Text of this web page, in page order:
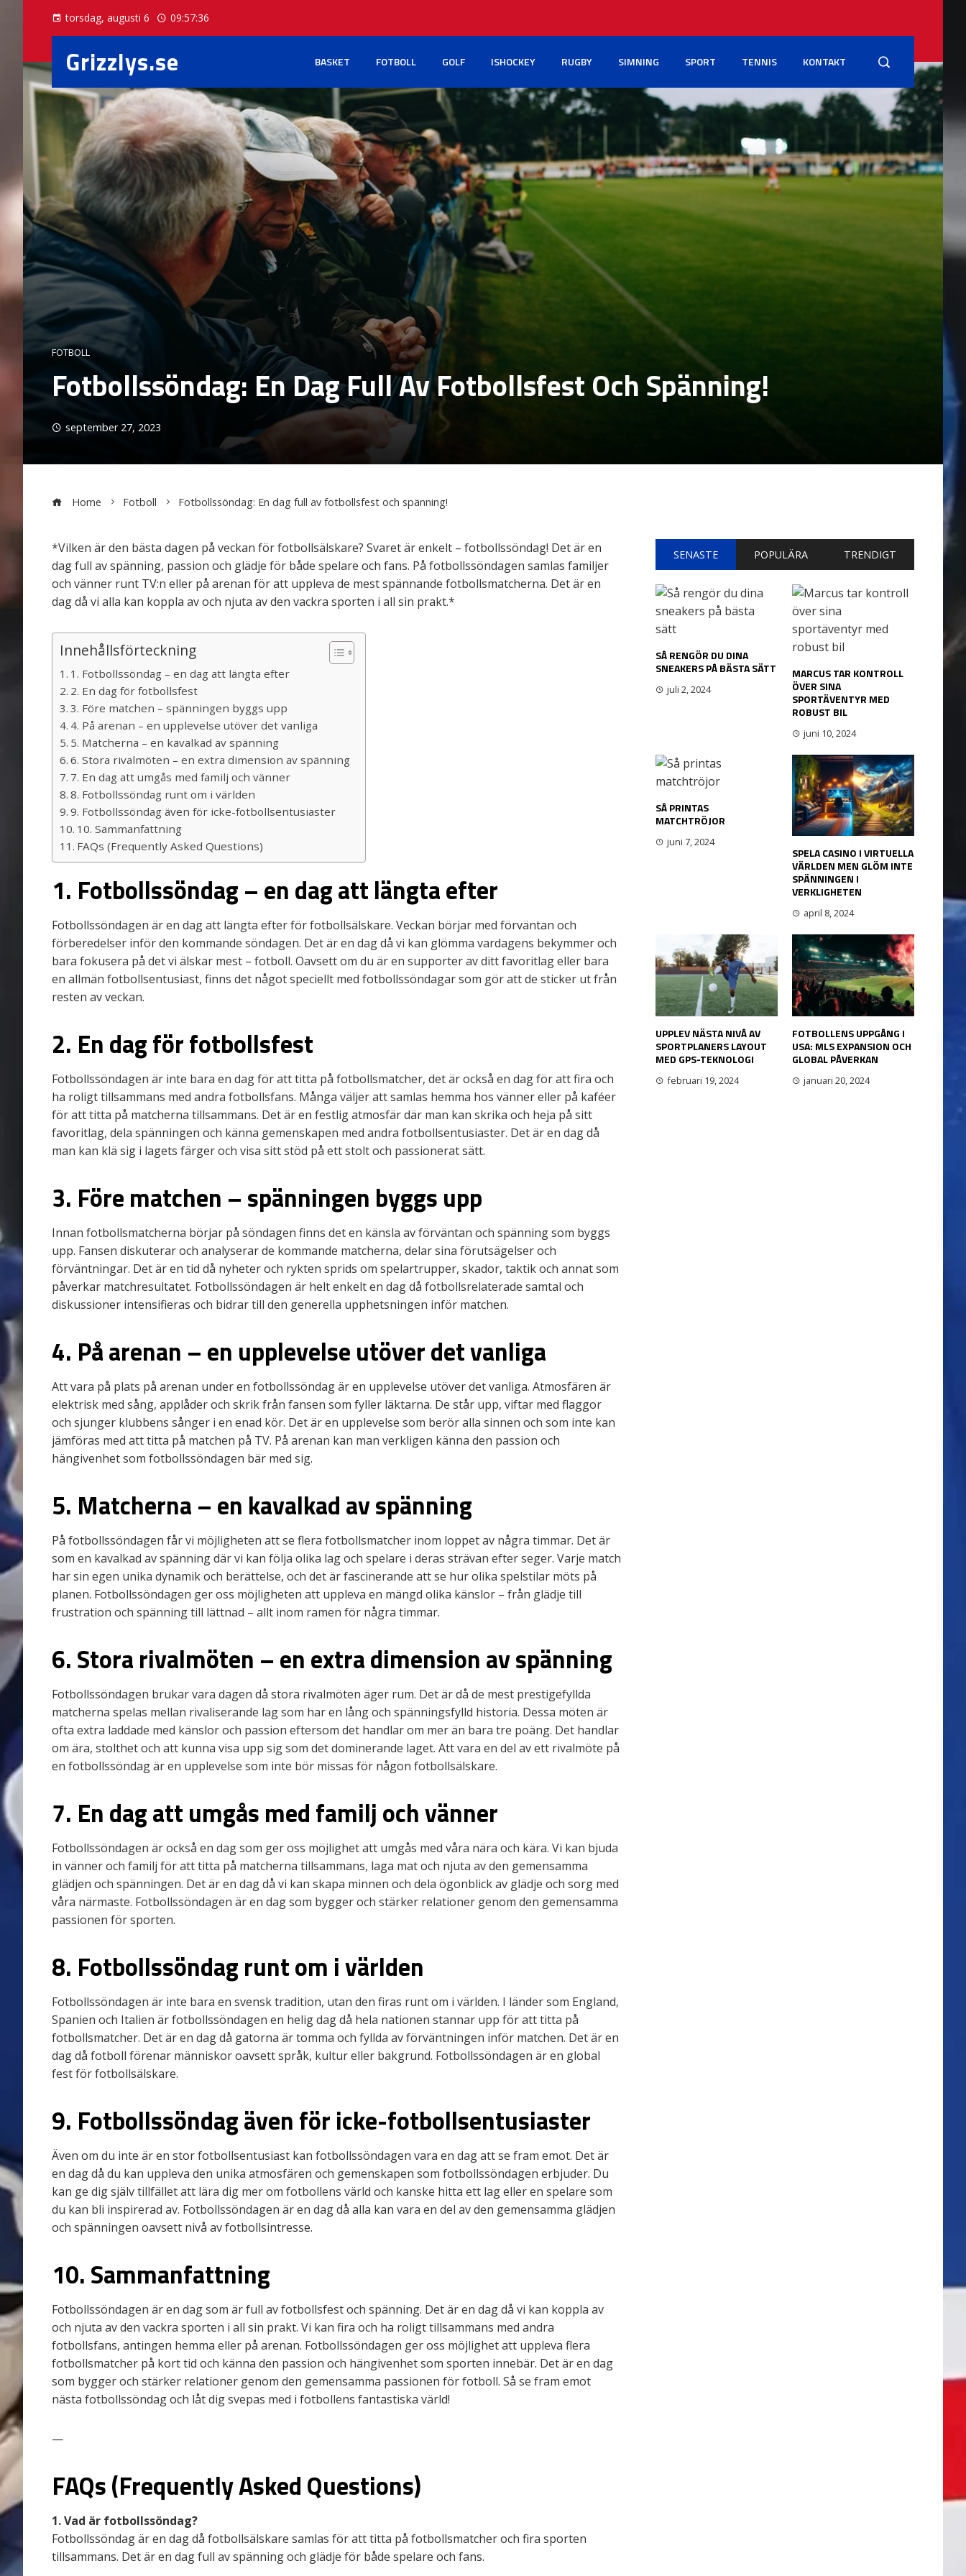
torsdag, augusti 6 09:57:37
Grizzlys.se BASKET FOTBOLL GOLF ISHOCKEY RUGBY SIMNING SPORT TENNIS KONTAKT
FOTBOLL
Fotbollssöndag: En Dag Full Av Fotbollsfest Och Spänning!
september 27, 2023
Home Fotboll Fotbollssöndag: En dag full av fotbollsfest och spänning!
*Vilken är den bästa dagen på veckan för fotbollsälskare? Svaret är enkelt – fotbollssöndag! Det är en
dag full av spänning, passion och glädje för både spelare och fans. På fotbollssöndagen samlas familjer
och vänner runt TV:n eller på arenan för att uppleva de mest spännande fotbollsmatcherna. Det är en
dag då vi alla kan koppla av och njuta av den vackra sporten i all sin prakt.*
Innehållsförteckning
1. Fotbollssöndag – en dag att längta efter
2. En dag för fotbollsfest
3. Före matchen – spänningen byggs upp
4. På arenan – en upplevelse utöver det vanliga
5. Matcherna – en kavalkad av spänning
6. Stora rivalmöten – en extra dimension av spänning
7. En dag att umgås med familj och vänner
8. Fotbollssöndag runt om i världen
9. Fotbollssöndag även för icke-fotbollsentusiaster
10. Sammanfattning
FAQs (Frequently Asked Questions)
1. Fotbollssöndag – en dag att längta efter
Fotbollssöndagen är en dag att längta efter för fotbollsälskare. Veckan börjar med förväntan och
förberedelser inför den kommande söndagen. Det är en dag då vi kan glömma vardagens bekymmer och
bara fokusera på det vi älskar mest – fotboll. Oavsett om du är en supporter av ditt favoritlag eller bara
en allmän fotbollsentusiast, finns det något speciellt med fotbollssöndagar som gör att de sticker ut från
resten av veckan.
2. En dag för fotbollsfest
Fotbollssöndagen är inte bara en dag för att titta på fotbollsmatcher, det är också en dag för att fira och
ha roligt tillsammans med andra fotbollsfans. Många väljer att samlas hemma hos vänner eller på kaféer
för att titta på matcherna tillsammans. Det är en festlig atmosfär där man kan skrika och heja på sitt
favoritlag, dela spänningen och känna gemenskapen med andra fotbollsentusiaster. Det är en dag då
man kan klä sig i lagets färger och visa sitt stöd på ett stolt och passionerat sätt.
3. Före matchen – spänningen byggs upp
Innan fotbollsmatcherna börjar på söndagen finns det en känsla av förväntan och spänning som byggs
upp. Fansen diskuterar och analyserar de kommande matcherna, delar sina förutsägelser och
förväntningar. Det är en tid då nyheter och rykten sprids om spelartrupper, skador, taktik och annat som
påverkar matchresultatet. Fotbollssöndagen är helt enkelt en dag då fotbollsrelaterade samtal och
diskussioner intensifieras och bidrar till den generella upphetsningen inför matchen.
4. På arenan – en upplevelse utöver det vanliga
Att vara på plats på arenan under en fotbollssöndag är en upplevelse utöver det vanliga. Atmosfären är
elektrisk med sång, applåder och skrik från fansen som fyller läktarna. De står upp, viftar med flaggor
och sjunger klubbens sånger i en enad kör. Det är en upplevelse som berör alla sinnen och som inte kan
jämföras med att titta på matchen på TV. På arenan kan man verkligen känna den passion och
hängivenhet som fotbollssöndagen bär med sig.
5. Matcherna – en kavalkad av spänning
På fotbollssöndagen får vi möjligheten att se flera fotbollsmatcher inom loppet av några timmar. Det är
som en kavalkad av spänning där vi kan följa olika lag och spelare i deras strävan efter seger. Varje match
har sin egen unika dynamik och berättelse, och det är fascinerande att se hur olika spelstilar möts på
planen. Fotbollssöndagen ger oss möjligheten att uppleva en mängd olika känslor – från glädje till
frustration och spänning till lättnad – allt inom ramen för några timmar.
6. Stora rivalmöten – en extra dimension av spänning
Fotbollssöndagen brukar vara dagen då stora rivalmöten äger rum. Det är då de mest prestigefyllda
matcherna spelas mellan rivaliserande lag som har en lång och spänningsfylld historia. Dessa möten är
ofta extra laddade med känslor och passion eftersom det handlar om mer än bara tre poäng. Det handlar
om ära, stolthet och att kunna visa upp sig som det dominerande laget. Att vara en del av ett rivalmöte på
en fotbollssöndag är en upplevelse som inte bör missas för någon fotbollsälskare.
7. En dag att umgås med familj och vänner
Fotbollssöndagen är också en dag som ger oss möjlighet att umgås med våra nära och kära. Vi kan bjuda
in vänner och familj för att titta på matcherna tillsammans, laga mat och njuta av den gemensamma
glädjen och spänningen. Det är en dag då vi kan skapa minnen och dela ögonblick av glädje och sorg med
våra närmaste. Fotbollssöndagen är en dag som bygger och stärker relationer genom den gemensamma
passionen för sporten.
8. Fotbollssöndag runt om i världen
Fotbollssöndagen är inte bara en svensk tradition, utan den firas runt om i världen. I länder som England,
Spanien och Italien är fotbollssöndagen en helig dag då hela nationen stannar upp för att titta på
fotbollsmatcher. Det är en dag då gatorna är tomma och fyllda av förväntningen inför matchen. Det är en
dag då fotboll förenar människor oavsett språk, kultur eller bakgrund. Fotbollssöndagen är en global
fest för fotbollsälskare.
9. Fotbollssöndag även för icke-fotbollsentusiaster
Även om du inte är en stor fotbollsentusiast kan fotbollssöndagen vara en dag att se fram emot. Det är
en dag då du kan uppleva den unika atmosfären och gemenskapen som fotbollssöndagen erbjuder. Du
kan ge dig själv tillfället att lära dig mer om fotbollens värld och kanske hitta ett lag eller en spelare som
du kan bli inspirerad av. Fotbollssöndagen är en dag då alla kan vara en del av den gemensamma glädjen
och spänningen oavsett nivå av fotbollsintresse.
10. Sammanfattning
Fotbollssöndagen är en dag som är full av fotbollsfest och spänning. Det är en dag då vi kan koppla av
och njuta av den vackra sporten i all sin prakt. Vi kan fira och ha roligt tillsammans med andra
fotbollsfans, antingen hemma eller på arenan. Fotbollssöndagen ger oss möjlighet att uppleva flera
fotbollsmatcher på kort tid och känna den passion och hängivenhet som sporten innebär. Det är en dag
som bygger och stärker relationer genom den gemensamma passionen för fotboll. Så se fram emot
nästa fotbollssöndag och låt dig svepas med i fotbollens fantastiska värld!
—
FAQs (Frequently Asked Questions)
1. Vad är fotbollssöndag?
Fotbollssöndag är en dag då fotbollsälskare samlas för att titta på fotbollsmatcher och fira sporten
tillsammans. Det är en dag full av spänning och glädje för både spelare och fans.
SENASTE POPULÄRA TRENDIGT
SÅ RENGÖR DU DINA
SNEAKERS PÅ BÄSTA SÄTT
juli 2, 2024
MARCUS TAR KONTROLL
ÖVER SINA
SPORTÄVENTYR MED
ROBUST BIL
juni 10, 2024
SÅ PRINTAS
MATCHTRÖJOR
juni 7, 2024
SPELA CASINO I VIRTUELLA
VÄRLDEN MEN GLÖM INTE
SPÄNNINGEN I
VERKLIGHETEN
april 8, 2024
UPPLEV NÄSTA NIVÅ AV
SPORTPLANERS LAYOUT
MED GPS-TEKNOLOGI
februari 19, 2024
FOTBOLLENS UPPGÅNG I
USA: MLS EXPANSION OCH
GLOBAL PÅVERKAN
januari 20, 2024